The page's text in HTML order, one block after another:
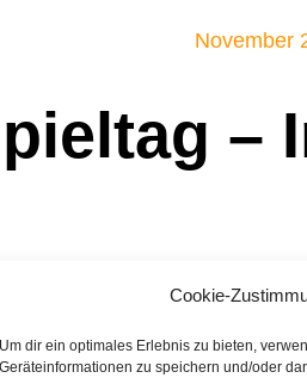
Cookie-
Um dir ein optimales Erlebnis zu bieten,
Geräteinformationen zu speichern und/oder
November
–
die 1. Mannschaft des TB